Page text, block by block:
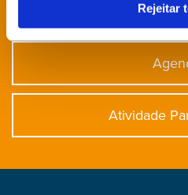
Rejeitar
Direção Grupo
Atividade